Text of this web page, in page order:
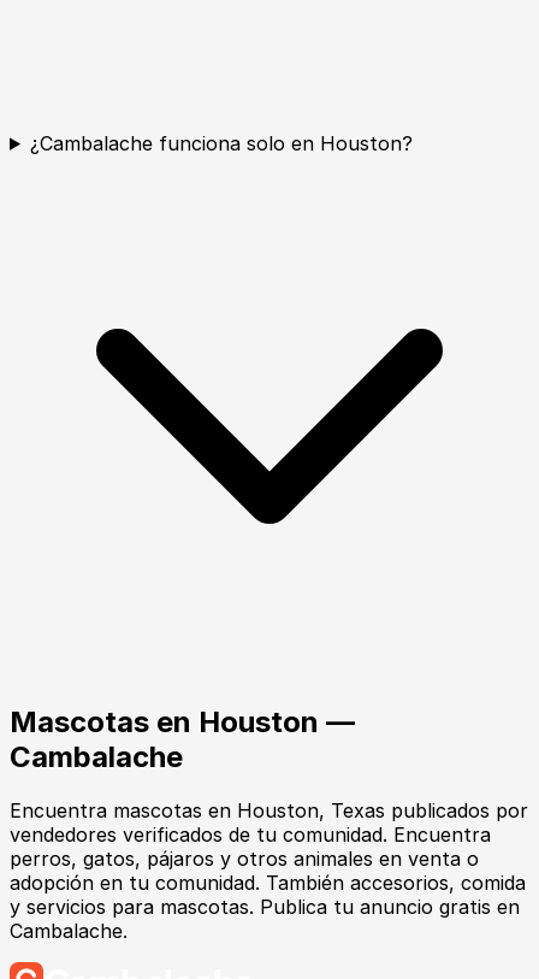
¿Cambalache funciona solo en Houston?
Mascotas en Houston —
Cambalache
Encuentra mascotas en Houston, Texas publicados por
vendedores verificados de tu comunidad. Encuentra
perros, gatos, pájaros y otros animales en venta o
adopción en tu comunidad. También accesorios, comida
y servicios para mascotas. Publica tu anuncio gratis en
Cambalache.